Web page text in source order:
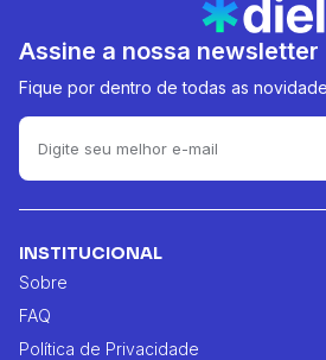
Assine a nossa newsletter
Fique por dentro de todas as
INSTITUCIONAL
Sobre
FAQ
Política de Privacidade